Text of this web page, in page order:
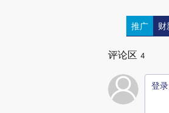
推广 财
评论区 4
登录